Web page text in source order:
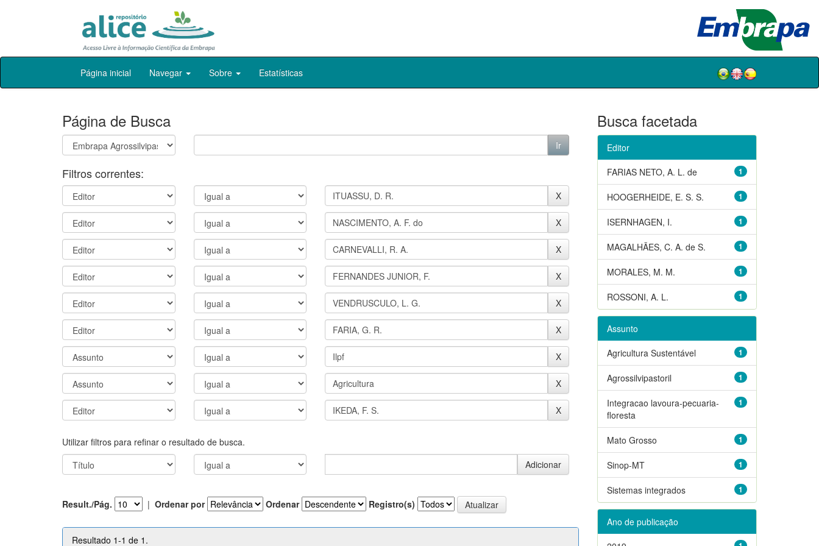
Skip
Página inicial Navegar Sobre Estatísticas
Página de Busca
Filtros correntes:
Utilizar filtros para refinar o resultado de busca.
Result./Pág. | Ordenar por Ordenar Registro(s)
Resultado 1-1 de 1.
Busca facetada
Editor
1
FARIAS NETO, A. L. de
1
HOOGERHEIDE, E. S. S.
1
ISERNHAGEN, I.
1
MAGALHÃES, C. A. de S.
1
MORALES, M. M.
1
ROSSONI, A. L.
Assunto
1
Agricultura Sustentável
1
Agrossilvipastoril
1
Integracao lavoura-pecuaria-
floresta
1
Mato Grosso
1
Sinop-MT
1
Sistemas integrados
Ano de publicação